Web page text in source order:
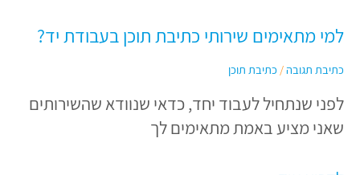
למי מתאימים שירותי כתיבת תוכן בעבודת יד?
כתיבת תגובה/ כתיבת תוכן
לפני שנתחיל לעבוד יחד, כדאי שנוודא שהשירותים
שאני מציע באמת מתאימים לך
יד?